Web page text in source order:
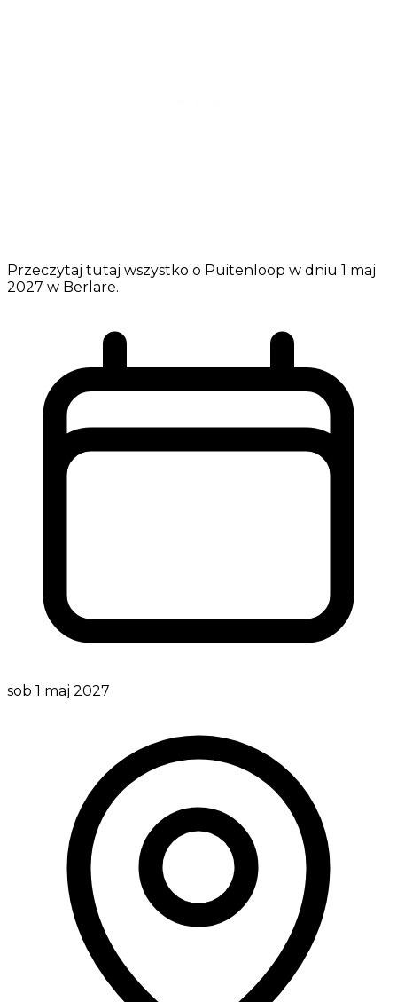
Przeczytaj tutaj wszystko o Puitenloop w dniu 1 maj
2027 w Berlare.
sob 1 maj 2027